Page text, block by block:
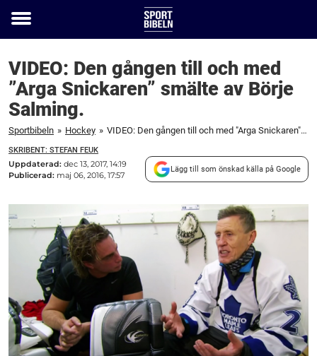
Toggle
VIDEO: Den gången till och med
”Arga Snickaren” smälte av Börje
Salming.
Sportbibeln » Hockey » VIDEO: Den gången till och med "Arga Snickaren" smälte av Börje Salming.
SKRIBENT: STEFAN FEUK
Uppdaterad: dec 13, 2017, 14:19
Publicerad: maj 06, 2016, 17:57
Lägg till som önskad källa på Google